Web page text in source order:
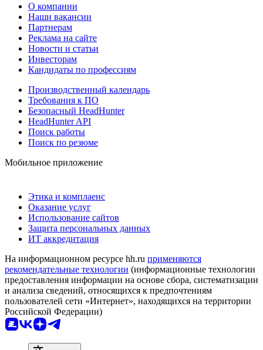
О компании
Наши вакансии
Партнерам
Реклама на сайте
Новости и статьи
Инвесторам
Кандидаты по профессиям
Производственный календарь
Требования к ПО
Безопасный HeadHunter
HeadHunter API
Поиск работы
Поиск по резюме
Мобильное приложение
Этика и комплаенс
Оказание услуг
Использование сайтов
Защита персональных данных
ИТ аккредитация
На информационном ресурсе hh.ru применяются
рекомендательные технологии (информационные технологии
предоставления информации на основе сбора, систематизации
и анализа сведений, относящихся к предпочтениям
пользователей сети «Интернет», находящихся на территории
Российской Федерации)